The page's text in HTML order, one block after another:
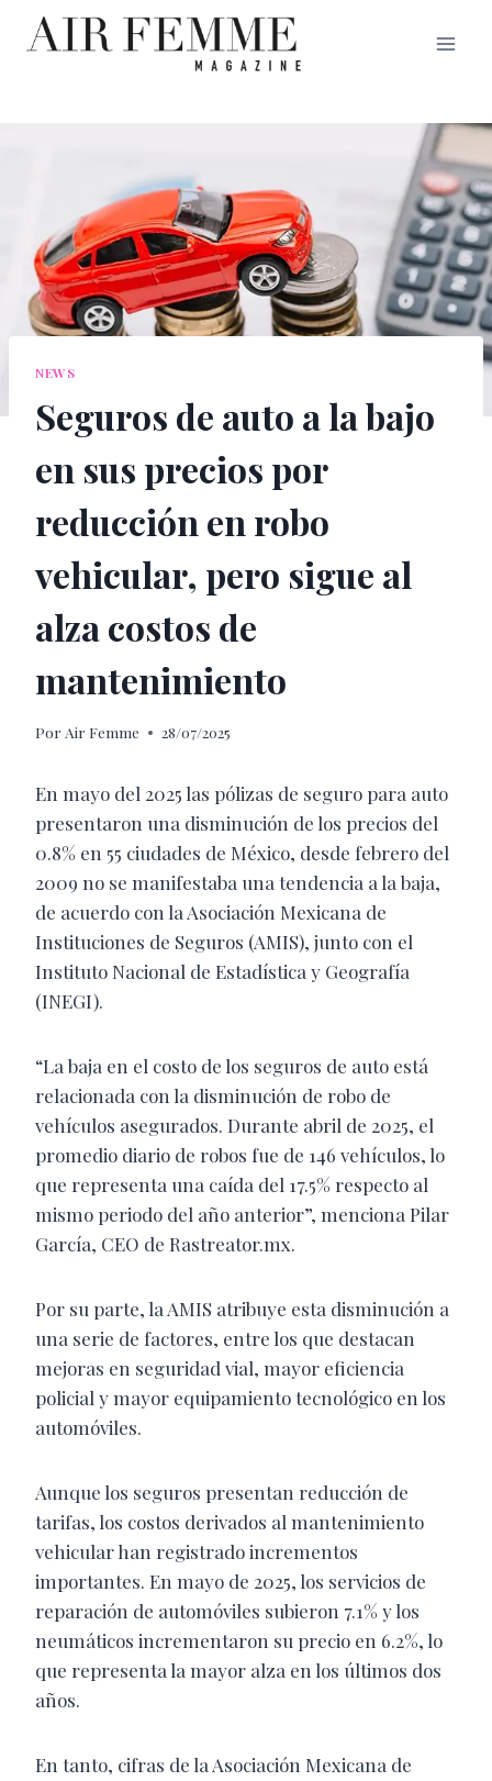
Saltar
NEWS
Seguros de auto a la bajo
en sus precios por
reducción en robo
vehicular, pero sigue al
alza costos de
mantenimiento
Por Air Femme 28/07/2025
En mayo del 2025 las pólizas de seguro para auto
presentaron una disminución de los precios del
0.8% en 55 ciudades de México, desde febrero del
2009 no se manifestaba una tendencia a la baja,
de acuerdo con la Asociación Mexicana de
Instituciones de Seguros (AMIS), junto con el
Instituto Nacional de Estadística y Geografía
(INEGI).
“La baja en el costo de los seguros de auto está
relacionada con la disminución de robo de
vehículos asegurados. Durante abril de 2025, el
promedio diario de robos fue de 146 vehículos, lo
que representa una caída del 17.5% respecto al
mismo periodo del año anterior”, menciona Pilar
García, CEO de Rastreator.mx.
Por su parte, la AMIS atribuye esta disminución a
una serie de factores, entre los que destacan
mejoras en seguridad vial, mayor eficiencia
policial y mayor equipamiento tecnológico en los
automóviles.
Aunque los seguros presentan reducción de
tarifas, los costos derivados al mantenimiento
vehicular han registrado incrementos
importantes. En mayo de 2025, los servicios de
reparación de automóviles subieron 7.1% y los
neumáticos incrementaron su precio en 6.2%, lo
que representa la mayor alza en los últimos dos
años.
En tanto, cifras de la Asociación Mexicana de